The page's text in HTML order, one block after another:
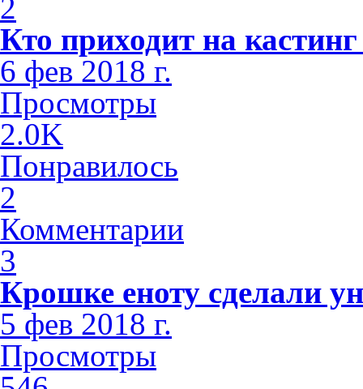
2
Кто приходит на
6 фев 2018 г.
Просмотры
2.0K
Понравилось
2
Комментарии
3
Крошке еноту сделали
5 фев 2018 г.
Просмотры